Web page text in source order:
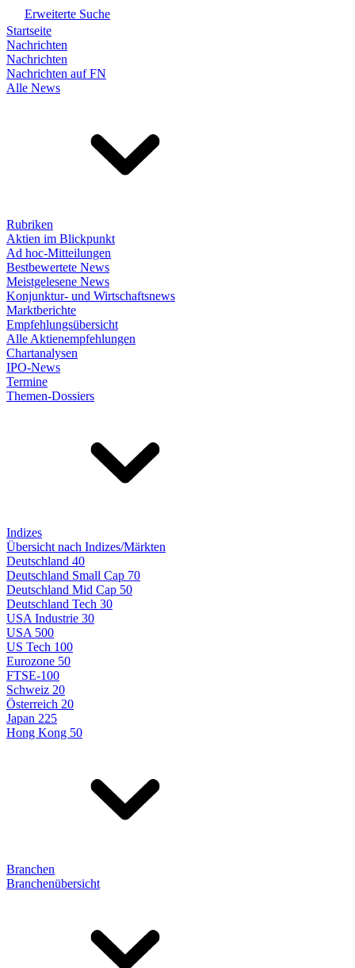
Erweiterte Suche
Startseite
Nachrichten
Nachrichten
Nachrichten auf FN
Alle News
Rubriken
Aktien im Blickpunkt
Ad hoc-Mitteilungen
Bestbewertete News
Meistgelesene News
Konjunktur- und Wirtschaftsnews
Marktberichte
Empfehlungsübersicht
Alle Aktienempfehlungen
Chartanalysen
IPO-News
Termine
Themen-Dossiers
Indizes
Übersicht nach Indizes/Märkten
Deutschland 40
Deutschland Small Cap 70
Deutschland Mid Cap 50
Deutschland Tech 30
USA Industrie 30
USA 500
US Tech 100
Eurozone 50
FTSE-100
Schweiz 20
Österreich 20
Japan 225
Hong Kong 50
Branchen
Branchenübersicht